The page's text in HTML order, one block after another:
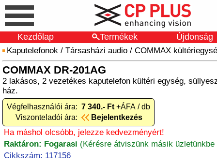
Kezdőlap Termékek Újdonság
Kaputelefonok / Társasházi audio / COMMAX
COMMAX DR-201AG
2 lakásos, 2 vezetékes kaputelefon kültéri egység,
ház.
Végfelhasználói ára: 7 340.- Ft +ÁFA / db
Viszonteladói ára:
Bejelentkezés
Ha máshol olcsóbb, jelezze kedvezményért!
Raktáron: Fogarasi (Kérésre átviszünk másik üzletünkbe
Cikkszám: 117156